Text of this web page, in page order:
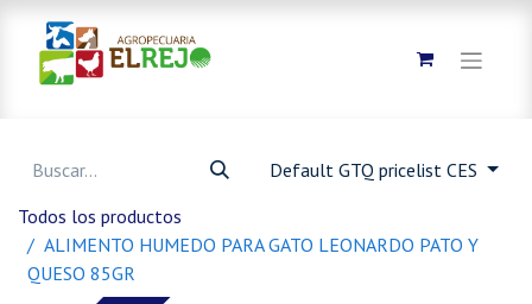
Default GTQ pricelist CES
Todos los productos
ALIMENTO HUMEDO PARA GATO LEONARDO PATO Y
QUESO 85GR